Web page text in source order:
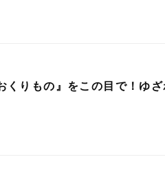
くりもの』をこの目で！ゆ